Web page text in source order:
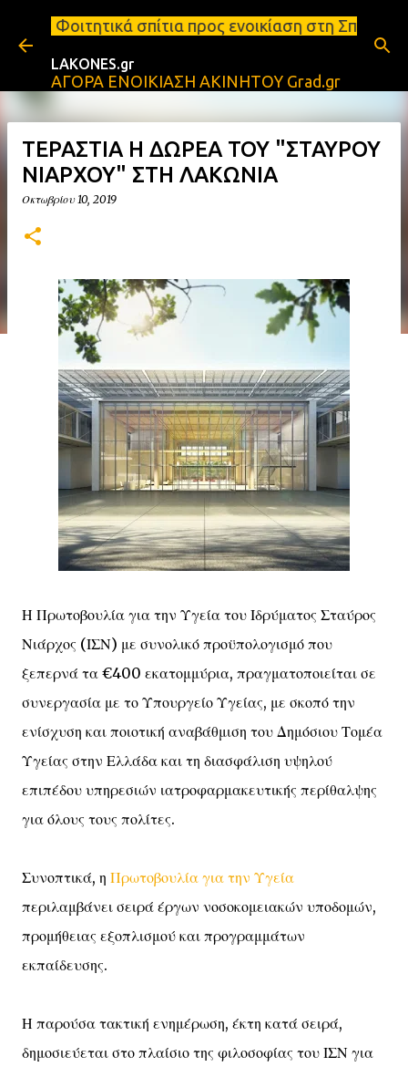
Μετάβαση στο κύριο περιεχόμενο
σπίτια προς ενοικίαση στη Σπάρτη
LAKONES.gr
ΑΓΟΡΑ ΕΝΟΙΚΙΑΣΗ ΑΚΙΝΗΤΟΥ Grad.gr
ΤΕΡΑΣΤΙΑ Η ΔΩΡΕΑ ΤΟΥ "ΣΤΑΥΡΟΥ
ΝΙΑΡΧΟΥ" ΣΤΗ ΛΑΚΩΝΙΑ
Οκτωβρίου 10, 2019
Η Πρωτοβουλία για την Υγεία του Ιδρύματος Σταύρος
Νιάρχος (ΙΣΝ) με συνολικό προϋπολογισμό που
ξεπερνά τα €400 εκατομμύρια, πραγματοποιείται σε
συνεργασία με το Υπουργείο Υγείας, με σκοπό την
ενίσχυση και ποιοτική αναβάθμιση του Δημόσιου Τομέα
Υγείας στην Ελλάδα και τη διασφάλιση υψηλού
επιπέδου υπηρεσιών ιατροφαρμακευτικής περίθαλψης
για όλους τους πολίτες.
Συνοπτικά, η Πρωτοβουλία για την Υγεία
περιλαμβάνει σειρά έργων νοσοκομειακών υποδομών,
προμήθειας εξοπλισμού και προγραμμάτων
εκπαίδευσης.
Η παρούσα τακτική ενημέρωση, έκτη κατά σειρά,
δημοσιεύεται στο πλαίσιο της φιλοσοφίας του ΙΣΝ για